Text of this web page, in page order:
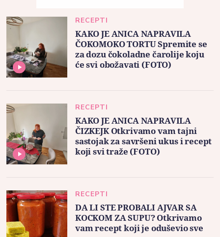
RECEPTI
KAKO JE ANICA NAPRAVILA
ČOKOMOKO TORTU Spremite se
za dozu čokoladne čarolije koju
će svi obožavati (FOTO)
RECEPTI
KAKO JE ANICA NAPRAVILA
ČIZKEJK Otkrivamo vam tajni
sastojak za savršeni ukus i recept
koji svi traže (FOTO)
RECEPTI
DA LI STE PROBALI AJVAR SA
KOCKOM ZA SUPU? Otkrivamo
vam recept koji je oduševio sve